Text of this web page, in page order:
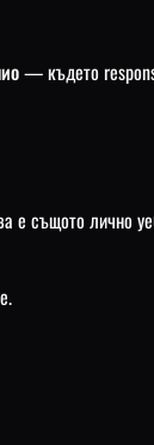
— където
е същото лично